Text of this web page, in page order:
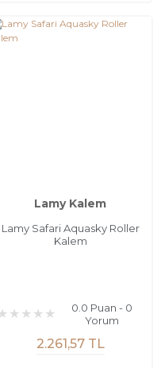
Lamy Kalem
Lamy Safari Aquasky Roller
Kalem
0.0 Puan - 0
Yorum
2.261,57 TL